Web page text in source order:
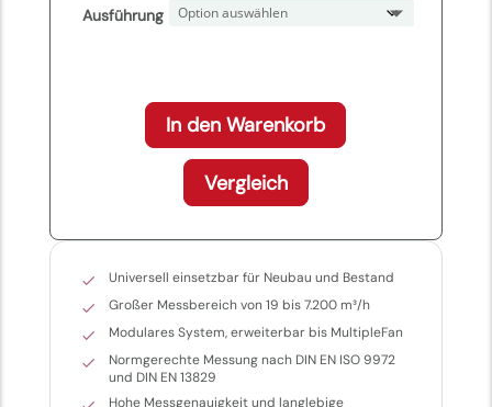
Ausführung
In den Warenkorb
Vergleich
Universell einsetzbar für Neubau und Bestand
Großer Messbereich von 19 bis 7.200 m³/h
Modulares System, erweiterbar bis MultipleFan
Normgerechte Messung nach DIN EN ISO 9972
und DIN EN 13829
Hohe Messgenauigkeit und langlebige